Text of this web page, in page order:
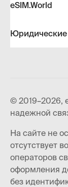
eSIM.World
© 2019–2026,
надежной
На сайте не
отсутствует
операторов
оформления
без